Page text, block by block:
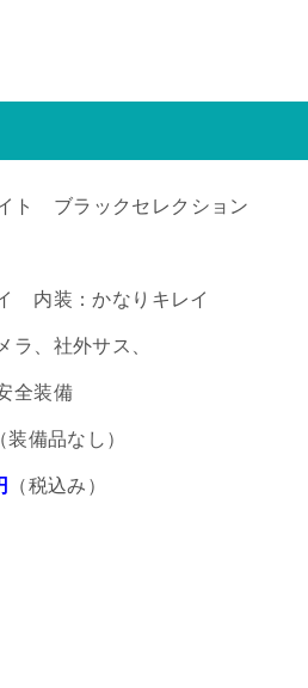
ト ブラックセレクション
内装：かなりキレイ
ラ、社外サス、
全装備
装備品なし）
（税込み）